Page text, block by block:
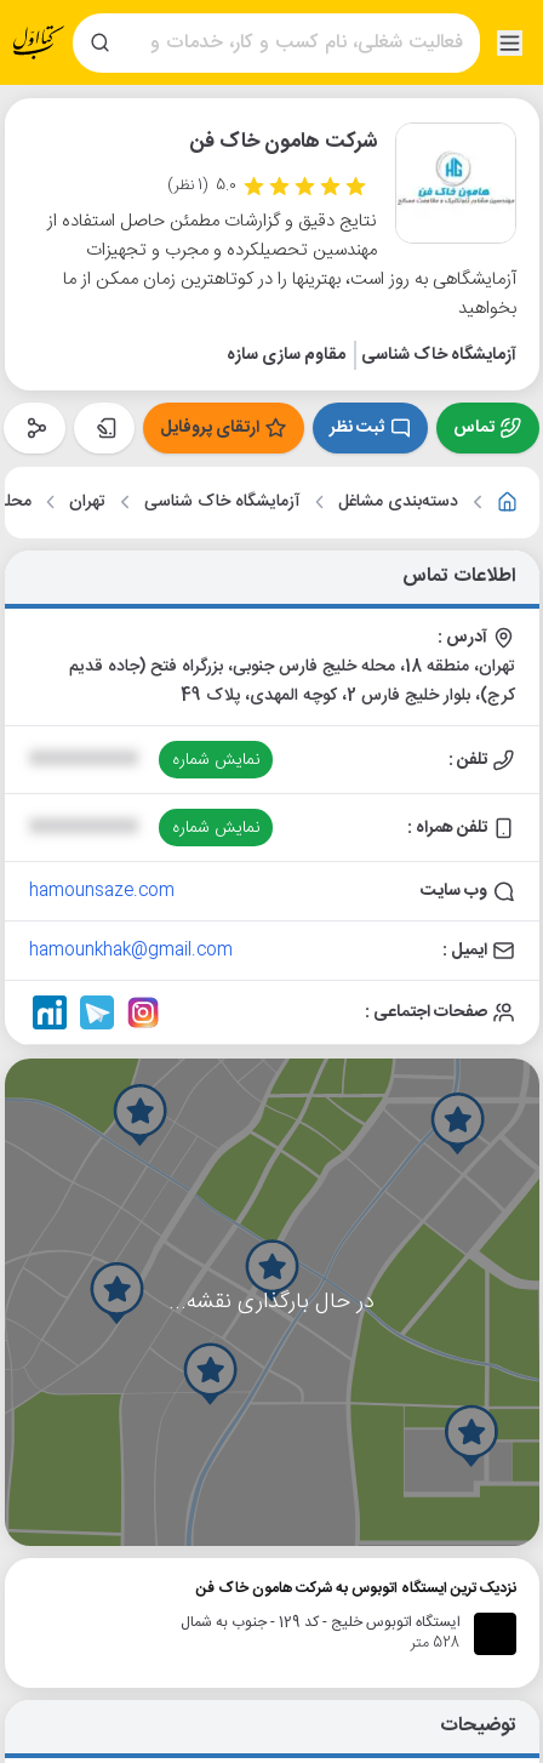
شرکت هامون خاک فن
5.0 (1 نظر)
نتایج دقیق و گزارشات مطمئن حاصل استفاده از
مهندسین تحصیلکرده و مجرب و تجهیزات
آزمایشگاهی به روز است، بهترینها را در کوتاهترین زمان ممکن از ما
بخواهید
آزمایشگاه خاک شناسی مقاوم سازی سازه
تماس ثبت نظر ارتقای پروفایل
دسته‌بندی مشاغل آزمایشگاه خاک شناسی تهران
اطلاعات تماس
آدرس :
تهران، منطقه 18، محله خلیج فارس جنوبی، بزرگراه فتح (جاده قدیم
کرج)، بلوار خلیج فارس 2، کوچه المهدی، پلاک 49
تلفن : نمایش شماره
تلفن همراه : نمایش شماره
وب سایت hamounsaze.com
ایمیل : hamounkhak@gmail.com
صفحات اجتماعی :
در حال بارگذاری نقشه...
گوگل
نزدیک ترین ایستگاه اتوبوس به شرکت هامون خاک فن
ایستگاه اتوبوس خلیج - کد 129 - جنوب به شمال
528 متر
توضیحات